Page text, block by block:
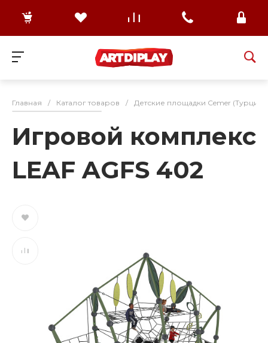
Главная / Каталог товаров / Детские площадки Cemer (Турция)
Игровой комплекс
LEAF AGFS 402